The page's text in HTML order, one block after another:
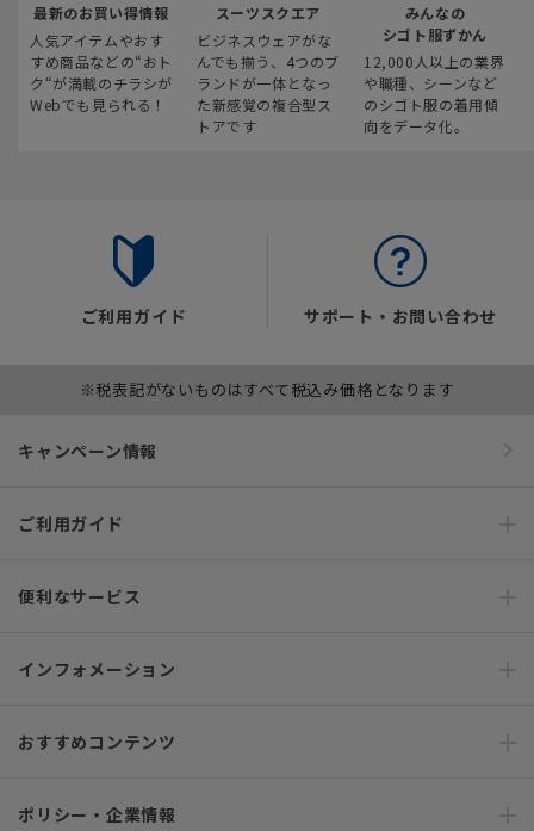
最新のお買い得情報
人気アイテムやおす
すめ商品などの“おト
ク“が満載のチラシが
Webでも見られる！
スーツスクエア
ビジネスウェアがな
んでも揃う、4つのブ
ランドが一体となっ
た新感覚の複合型ス
トアです
みんなの
シゴト服ずかん
12,000人以上の業界
や職種、シーンなど
のシゴト服の着用傾
向をデータ化。
ご利用ガイド サポート・お問い合わせ
※税表記がないものはすべて税込み価格となります
キャンペーン情報
ご利用ガイド
便利なサービス
インフォメーション
おすすめコンテンツ
ポリシー・企業情報